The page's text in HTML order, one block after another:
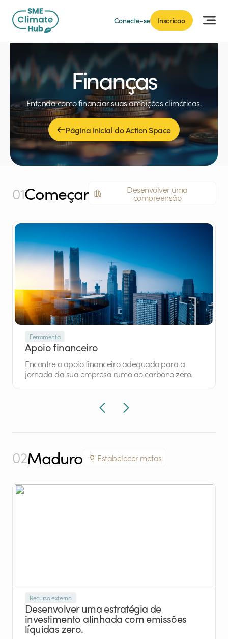
Conecte-se Inscricao
Finanças
Entenda como financiar suas ambições climáticas.
Página inicial do Action Space
01Começar Desenvolver uma
compreensão
Ferramenta
Apoio financeiro
Encontre o apoio financeiro adequado para a
jornada da sua empresa rumo ao carbono zero.
02Maduro Estabelecer metas
Recurso externo
Desenvolver uma estratégia de
investimento alinhada com emissões
líquidas zero.